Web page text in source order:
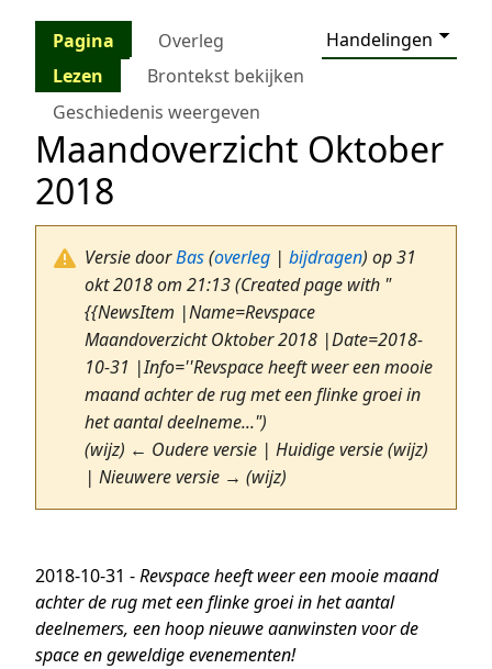
Pagina Overleg
Handelingen
Lezen
Brontekst bekijken
Geschiedenis weergeven
Maandoverzicht Oktober
2018
Versie doorBas(overleg | bijdragen) op 31
okt 2018 om 21:13(Created page with "
{{NewsItem |Name=Revspace
Maandoverzicht Oktober 2018 |Date=2018-
10-31 |Info=''Revspace heeft weer een mooie
maand achter de rug met een flinke groei in
het aantal deelneme...")
(wijz) ← Oudere versie | Huidige versie (wijz)
| Nieuwere versie → (wijz)
2018-10-31 -Revspace heeft weer een mooie maand
achter de rug met een flinke groei in het aantal
deelnemers, een hoop nieuwe aanwinsten voor de
space en geweldige evenementen!